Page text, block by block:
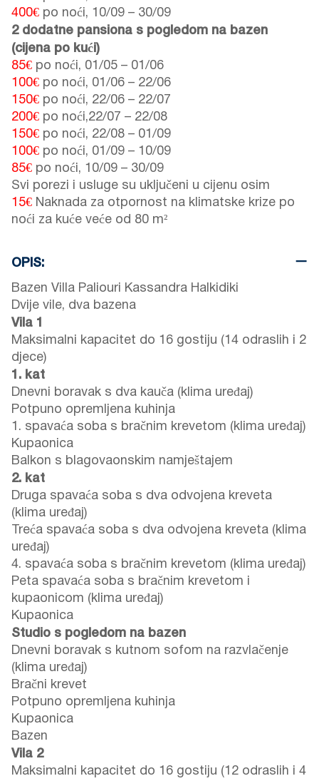
400€ po noći, 10/09 – 30/09
2 dodatne pansiona s pogledom na bazen
(cijena po kući)
85€ po noći, 01/05 – 01/06
100€ po noći, 01/06 – 22/06
150€ po noći, 22/06 – 22/07
200€ po noći,22/07 – 22/08
150€ po noći, 22/08 – 01/09
100€ po noći, 01/09 – 10/09
85€ po noći, 10/09 – 30/09
Svi porezi i usluge su uključeni u cijenu osim
15€ Naknada za otpornost na klimatske krize po
noći za kuće veće od 80 m²
OPIS:
Bazen Villa Paliouri Kassandra Halkidiki
Dvije vile, dva bazena
Vila 1
Maksimalni kapacitet do 16 gostiju (14 odraslih i 2
djece)
1. kat
Dnevni boravak s dva kauča (klima uređaj)
Potpuno opremljena kuhinja
1. spavaća soba s bračnim krevetom (klima uređaj)
Kupaonica
Balkon s blagovaonskim namještajem
2. kat
Druga spavaća soba s dva odvojena kreveta
(klima uređaj)
Treća spavaća soba s dva odvojena kreveta (klima
uređaj)
4. spavaća soba s bračnim krevetom (klima uređaj)
Peta spavaća soba s bračnim krevetom i
kupaonicom (klima uređaj)
Kupaonica
Studio s pogledom na bazen
Dnevni boravak s kutnom sofom na razvlačenje
(klima uređaj)
Bračni krevet
Potpuno opremljena kuhinja
Kupaonica
Bazen
Vila 2
Maksimalni kapacitet do 16 gostiju (12 odraslih i 4